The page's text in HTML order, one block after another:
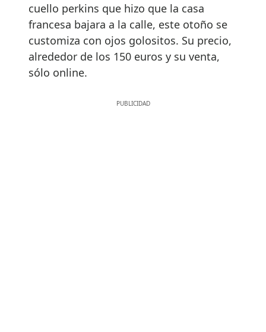
cuello perkins que hizo que la casa
francesa bajara a la calle, este otoño se
customiza con ojos golositos. Su precio,
alrededor de los 150 euros y su venta,
sólo online.